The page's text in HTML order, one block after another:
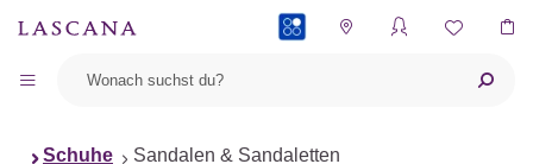
Schuhe Sandalen & Sandaletten